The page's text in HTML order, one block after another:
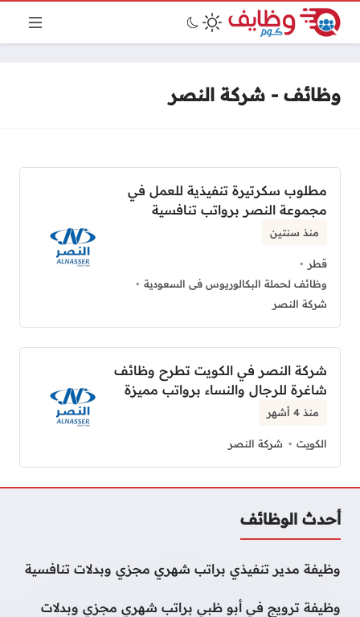
وظائف - شركة النصر
مطلوب سكرتيرة تنفيذية للعمل في
مجموعة النصر برواتب تنافسية
منذ سنتين
قطر
وظائف لحملة البكالوريوس فى السعودية
شركة النصر
شركة النصر في الكويت تطرح وظائف
شاغرة للرجال والنساء برواتب مميزة
منذ 4 أشهر
الكويت شركة النصر
أحدث الوظائف
وظيفة مدير تنفيذي براتب شهري مجزي وبدلات تنافسية
وظيفة ترويج في أبو ظبي براتب شهري مجزي وبدلات